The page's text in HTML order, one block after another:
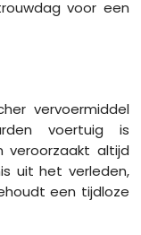
voor een
vervoermiddel
voertuig is
veroorzaakt altijd
uit het verleden,
een tijdloze